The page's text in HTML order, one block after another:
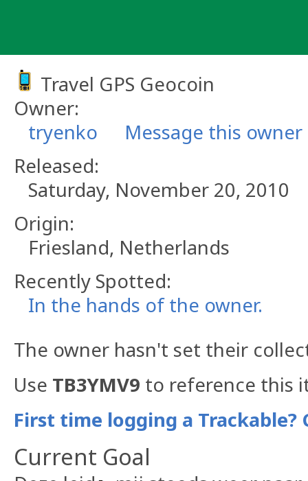
Travel GPS Geocoin
Owner:
tryenko
Message this owner
Released:
Saturday, November 20, 2010
Origin:
Friesland, Netherlands
Recently Spotted:
In the hands of the owner.
The owner hasn't set their
Use TB3YMV9 to reference this
First time logging a Trackable?
Current Goal